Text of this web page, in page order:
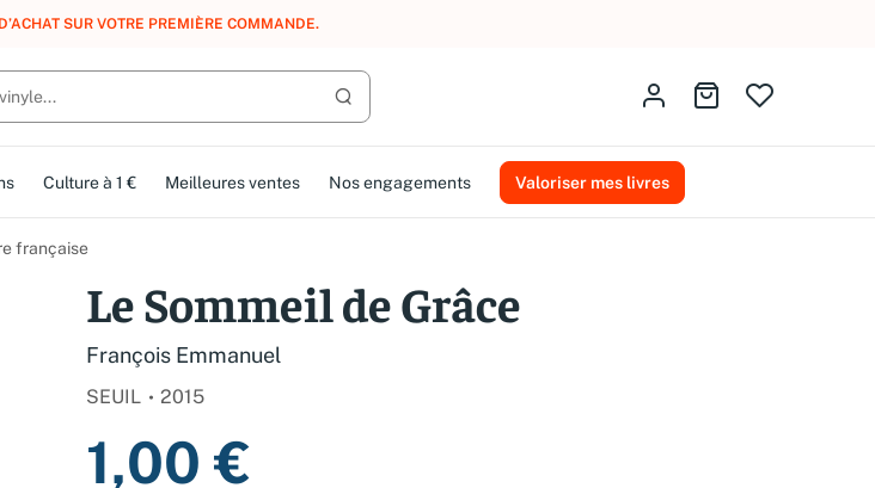
:REJOIGNEZ GRATUITEMENT LE CLUB AMMAREAL.
Lancer la recherche
Identifiez-vousAller au panier
Culture à 1 € Meilleures ventes Nos engagements Valoriser mes livres
française
Le Sommeil de Grâce
François Emmanuel
SEUIL 2015
1,00 €